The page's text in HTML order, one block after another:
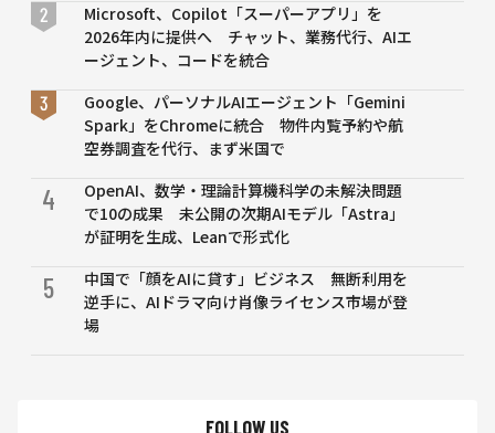
Microsoft、Copilot「スーパーアプリ」を
2026年内に提供へ チャット、業務代行、AIエ
ージェント、コードを統合
Google、パーソナルAIエージェント「Gemini
Spark」をChromeに統合 物件内覧予約や航
空券調査を代行、まず米国で
4
OpenAI、数学・理論計算機科学の未解決問題
で10の成果 未公開の次期AIモデル「Astra」
が証明を生成、Leanで形式化
5
中国で「顔をAIに貸す」ビジネス 無断利用を
逆手に、AIドラマ向け肖像ライセンス市場が登
場
FOLLOW US